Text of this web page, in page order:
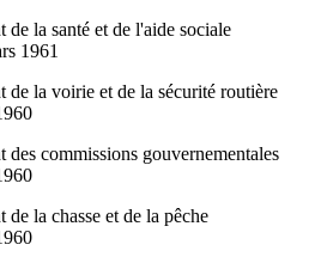
la santé et de l'aide sociale
1961
de la voirie et de la sécurité routière
commissions gouvernementales
la chasse et de la pêche